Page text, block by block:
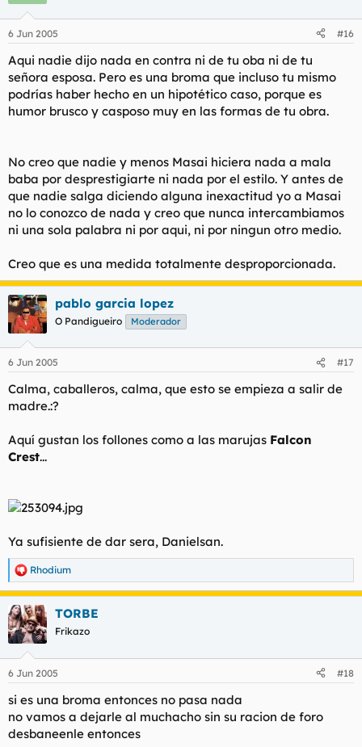
6 Jun 2005 #16
Aqui nadie dijo nada en contra ni de tu oba ni de tu
señora esposa. Pero es una broma que incluso tu mismo
podrías haber hecho en un hipotético caso, porque es
humor brusco y casposo muy en las formas de tu obra.
No creo que nadie y menos Masai hiciera nada a mala
baba por desprestigiarte ni nada por el estilo. Y antes de
que nadie salga diciendo alguna inexactitud yo a Masai
no lo conozco de nada y creo que nunca intercambiamos
ni una sola palabra ni por aqui, ni por ningun otro medio.
Creo que es una medida totalmente desproporcionada.
pablo garcia lopez
O Pandigueiro Moderador
6 Jun 2005 #17
Calma, caballeros, calma, que esto se empieza a salir de
madre.:?
Aquí gustan los follones como a las marujas Falcon
Crest...
Ya sufisiente de dar sera, Danielsan.
R
e
a
c
c
i
e
:
Rhodium
TORBE
Frikazo
6 Jun 2005 #18
si es una broma entonces no pasa nada
no vamos a dejarle al muchacho sin su racion de foro
desbaneenle entonces